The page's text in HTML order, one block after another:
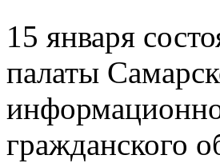
15 января
палаты
гражданского